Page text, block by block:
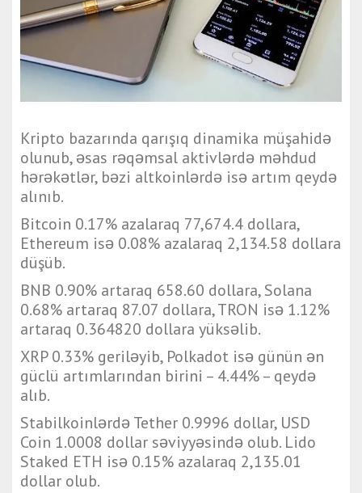
Kripto bazarında qarışıq dinamika müşahidə
olunub, əsas rəqəmsal aktivlərdə məhdud
hərəkətlər, bəzi altkoinlərdə isə artım qeydə
alınıb.
Bitcoin 0.17% azalaraq 77,674.4 dollara,
Ethereum isə 0.08% azalaraq 2,134.58 dollara
düşüb.
BNB 0.90% artaraq 658.60 dollara, Solana
0.68% artaraq 87.07 dollara, TRON isə 1.12%
artaraq 0.364820 dollara yüksəlib.
XRP 0.33% geriləyib, Polkadot isə günün ən
güclü artımlarından birini – 4.44% – qeydə
alıb.
Stabilkoinlərdə Tether 0.9996 dollar, USD
Coin 1.0008 dollar səviyyəsində olub. Lido
Staked ETH isə 0.15% azalaraq 2,135.01
dollar olub.